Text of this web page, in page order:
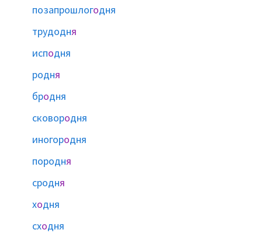
позапрошлогодня
трудодня
исподня
родня
бродня
сковородня
иногородня
породня
сродня
ходня
сходня